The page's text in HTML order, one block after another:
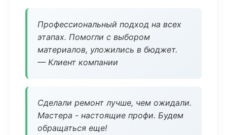
Профессиональный подход на всех
этапах. Помогли с выбором
материалов, уложились в бюджет.
— Клиент компании
Сделали ремонт лучше, чем ожидали.
Мастера - настоящие профи. Будем
обращаться еще!